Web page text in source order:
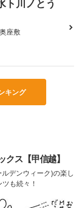
ト川ノとう
座敷
キング
ス【甲信越】
デンウィーク)の楽し
も続々！